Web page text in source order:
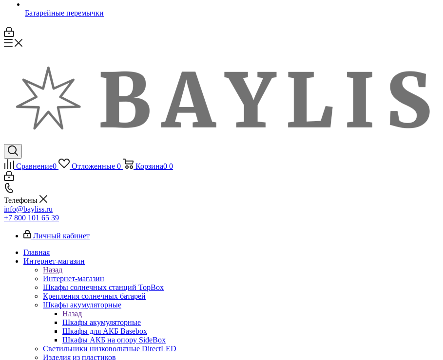
Батарейные перемычки
Сравнение0 Отложенные 0 Корзина0 0
Телефоны
info@bayliss.ru
+7 800 101 65 39
Личный кабинет
Главная
Интернет-магазин
Назад
Интернет-магазин
Шкафы солнечных станций TopBox
Крепления солнечных батарей
Шкафы акумуляторные
Назад
Шкафы акумуляторные
Шкафы для АКБ Basebox
Шкафы АКБ на опору SideBox
Светильники низковольтные DirectLED
Изделия из пластиков